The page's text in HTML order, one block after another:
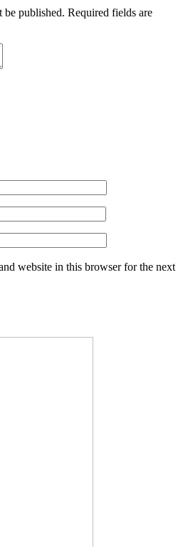
be published. Required fields are
website in this browser for the next